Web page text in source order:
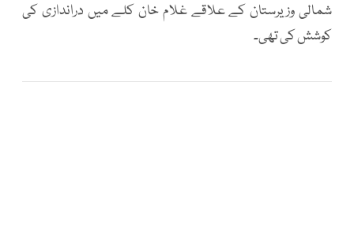
شمالی وزیرستان کے علاقے غلام خان کلے میں دراندازی کی
کوشش کی تھی۔